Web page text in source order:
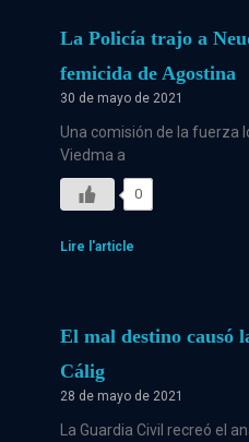
La Policía trajo a
femicida de Agostina
30 de mayo de 2021
Una comisión de la fuerza
Viedma a
0
Lire l'article
El mal destino causó
Cálig
28 de mayo de 2021
La Guardia Civil recreó el